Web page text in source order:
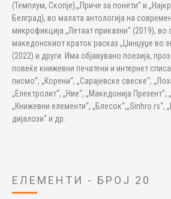
(Темплум, Скопје),„Приче за понети“ и
Белград), во малата антологија на
микрофикција „Летаат приказни“ (2019), во
македонскиот краток расказ „Џинџуџе во
(2022) и други. Има објавувано поезија,
повеќе книжевни печатени и интернет
писмо“, „Корени“, „Сарајевске свеске“,
„Електролит“, „Ние“, „Македонија
„Книжевни елементи“, „Блесок“,„Sinhro.rs“,
дијалози“ и др.
ЕЛЕМЕНТИ - БРОЈ 20